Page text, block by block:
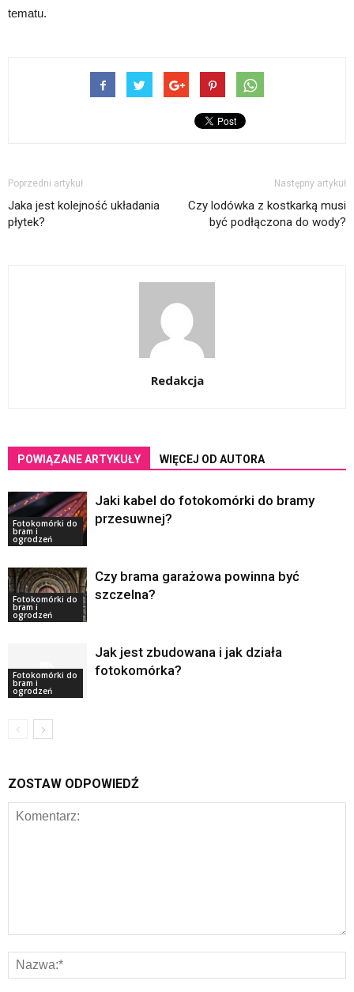
tematu.
Poprzedni artykuł
Jaka jest kolejność układania
płytek?
Następny artykuł
Czy lodówka z kostkarką musi
być podłączona do wody?
Redakcja
POWIĄZANE ARTYKUŁY WIĘCEJ OD AUTORA
Fotokomórki do
bram i
ogrodzeń
Jaki kabel do fotokomórki do bramy
przesuwnej?
Fotokomórki do
bram i
ogrodzeń
Czy brama garażowa powinna być
szczelna?
Fotokomórki do
bram i
ogrodzeń
Jak jest zbudowana i jak działa
fotokomórka?
ZOSTAW ODPOWIEDŹ